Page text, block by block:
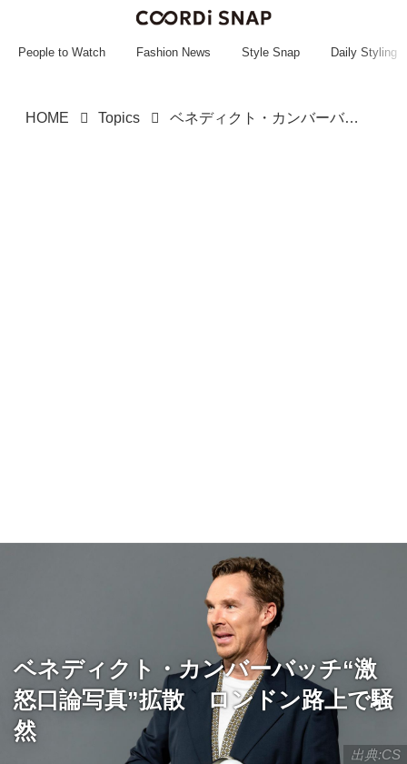
~~~~~~~~~~~
People to Watch Fashion News Style Snap Daily Styling
HOME Topics ベネディクト・カンバーバッチ“激怒口論写真”拡散 ロンドン路上で騒然
出典:CS
ベネディクト・カンバーバッチ“激
怒口論写真”拡散 ロンドン路上で騒
然